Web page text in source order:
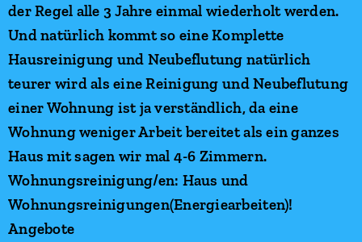
der Regel alle 3 Jahre einmal wiederholt werden.
Und natürlich kommt so eine Komplette
Hausreinigung und Neubeflutung natürlich
teurer wird als eine Reinigung und Neubeflutung
einer Wohnung ist ja verständlich, da eine
Wohnung weniger Arbeit bereitet als ein ganzes
Haus mit sagen wir mal 4-6 Zimmern.
Wohnungsreinigung/en: Haus und
Wohnungsreinigungen(Energiearbeiten)!
Angebote